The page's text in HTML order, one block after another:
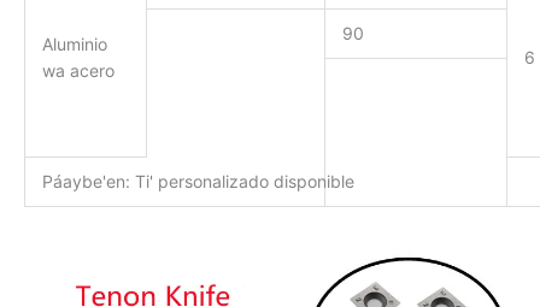
Aluminio
wa acero
6
90
Páaybe'en: Ti' personalizado disponible